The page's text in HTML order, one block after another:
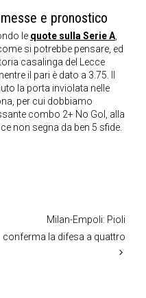
e pronostico
le quote sulla Serie A,
si potrebbe pensare, ed
casalinga del Lecce
il pari è dato a 3.75. Il
la porta inviolata nelle
per cui dobbiamo
combo 2+ No Gol, alla
non segna da ben 5 sfide.
Milan-Empoli: Pioli
conferma la difesa a quattro